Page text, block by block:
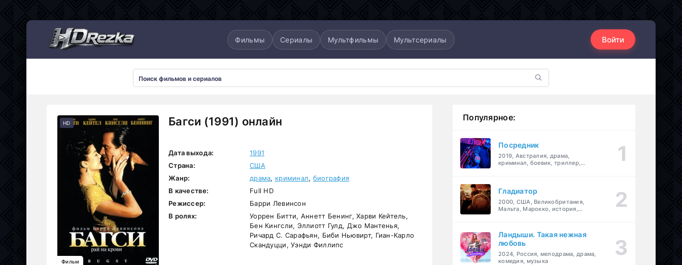
Фильмы Сериалы Мультфильмы Мультсериалы Войти
Багси (1991) онлайн
HD
Фильм
Дата выхода:
1991
Страна:
США
Жанр:
драма, криминал, биография
В качестве:
Full HD
Режиссер:
Барри Левинсон
В ролях:
Уоррен Битти, Аннетт Бенинг, Харви Кейтель,
Бен Кингсли, Эллиотт Гулд, Джо Мантенья,
Ричард С. Сарафьян, Биби Ньювирт, Гиан-Карло
Скандуцци, Уэнди Филлипс
Популярное:
Посредник
2019, Австралия, драма,
криминал, боевик, триллер,
Гладиатор
2000, США, Великобритания,
Мальта, Марокко, история,
Ландыши. Такая нежная
любовь
2024, Россия, мелодрама, драма,
комедия, музыка
Мультсериалы